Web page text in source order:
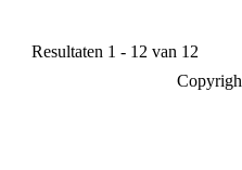
Resultaten 1 - 12 van 12